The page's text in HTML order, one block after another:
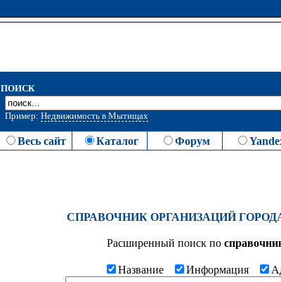
ПОИСК
Пример: Недвижимость в Мытищах
Весь сайт Каталог Форум
СПРАВОЧНИК ОРГАНИЗАЦИЙ
Расширенный поиск по
Название Информация